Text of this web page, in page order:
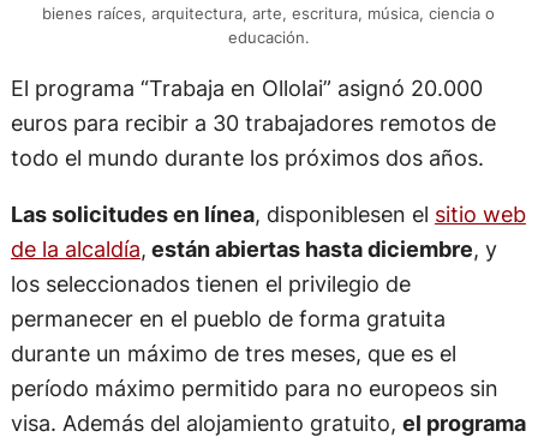
bienes raíces, arquitectura, arte, escritura, música, ciencia o
educación.
El programa “Trabaja en Ollolai” asignó 20.000
euros para recibir a 30 trabajadores remotos de
todo el mundo durante los próximos dos años.
Las solicitudes en línea, disponiblesen el sitio web
de la alcaldía, están abiertas hasta diciembre, y
los seleccionados tienen el privilegio de
permanecer en el pueblo de forma gratuita
durante un máximo de tres meses, que es el
período máximo permitido para no europeos sin
visa. Además del alojamiento gratuito, el programa